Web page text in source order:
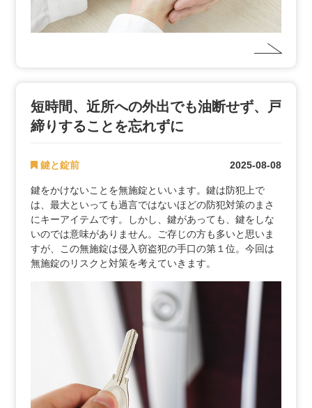
短時間、近所への外出でも油断せず、戸
締りすることを忘れずに
鍵と錠前 2025-08-08
鍵をかけないことを無施錠といいます。鍵は防犯上で
は、最大といっても過言ではないほどの防犯対策のまさ
にキーアイテムです。しかし、鍵があっても、鍵をしな
いのでは意味がありません。ご存じの方も多いと思いま
すが、この無施錠は侵入窃盗犯の手口の第１位。今回は
無施錠のリスクと対策を考えていきます。